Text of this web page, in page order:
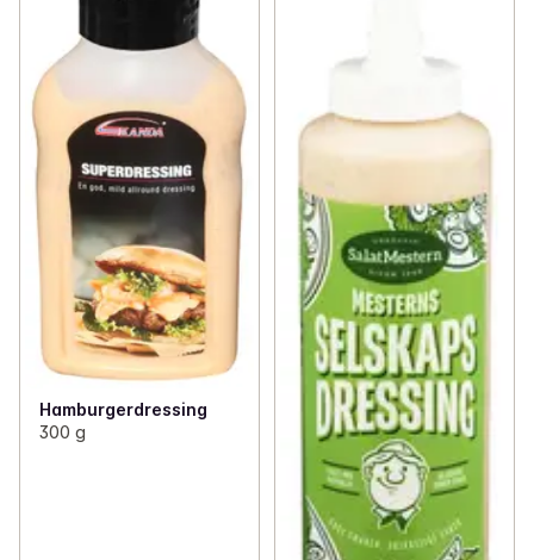
Hamburgerdressing
300 g